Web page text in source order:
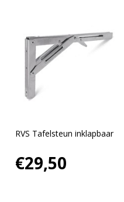
RVS Tafelsteun inklapbaar
€29,50